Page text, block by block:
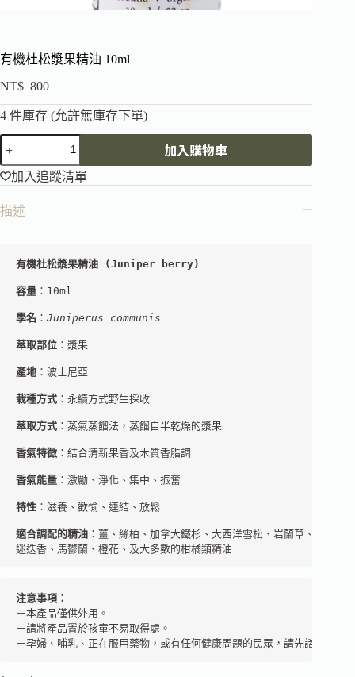
有機杜松漿果精油 10ml
NT$ 800
4 件庫存 (允許無庫存下單)
加入購物車
加入追蹤清單
描述
有機杜松漿果精油 (Juniper berry)
容量 ：10ml
學名 ： Juniperus communis
萃取部位 ：漿果
產地 ：波士尼亞
栽種方式 ：永續方式野生採收
萃取方式 ：蒸氣蒸餾法，蒸餾自半乾燥的漿果
香氣特徵 ：結合清新果香及木質香脂調
香氣能量 ：激勵、淨化、集中、振奮
特性 ：滋養、歡愉、連結、放鬆
適合調配的精油 ：薑、絲柏、加拿大鐵杉、大西洋雪松、岩蘭草、檀香、
迷迭香、馬鬱蘭、橙花、及大多數的柑橘類精油
注意事項：
－本產品僅供外用。
－請將產品置於孩童不易取得處。
－孕婦、哺乳、正在服用藥物，或有任何健康問題的民眾，請先諮詢芳療